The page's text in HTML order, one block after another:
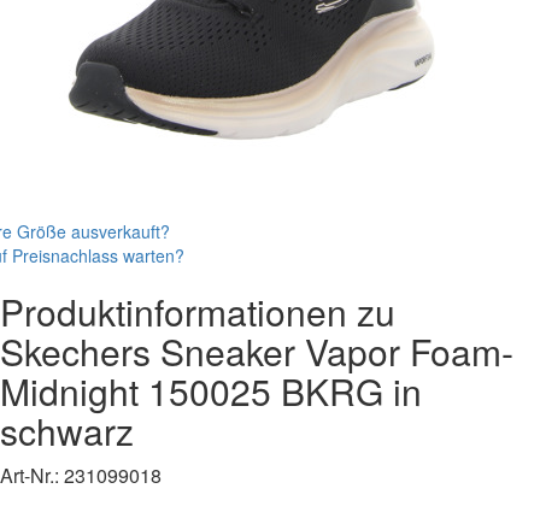
Größe ausverkauft?
Preisnachlass warten?
Produktinformationen zu
Skechers Sneaker Vapor Foam-
Midnight 150025 BKRG in
schwarz
Art-Nr.: 231099018